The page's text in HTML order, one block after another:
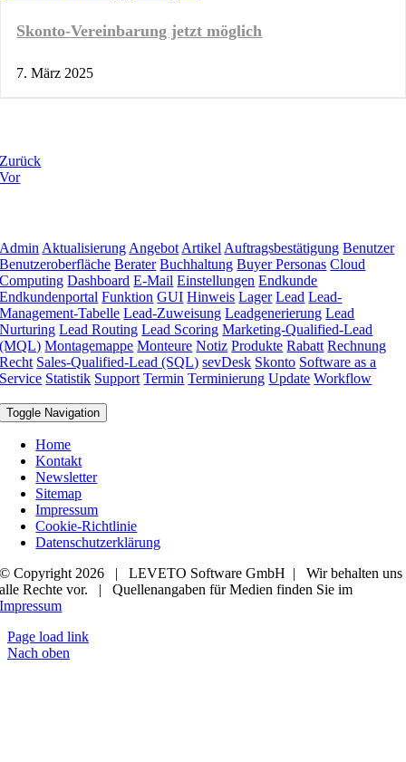
Skonto-Vereinbarung jetzt möglich
7. März 2025
Zurück
Vor
AdminAktualisierungAngebotArtikelAuftragsbestätigung Benutzer
Benutzeroberfläche Berater Buchhaltung Buyer Personas Cloud
Computing Dashboard E-Mail Einstellungen Endkunde
Endkundenportal Funktion GUI Hinweis Lager Lead Lead-
Management-Tabelle Lead-Zuweisung Leadgenerierung Lead
Nurturing Lead Routing Lead Scoring Marketing-Qualified-Lead
(MQL) Montagemappe Monteure Notiz Produkte Rabatt Rechnung
Recht Sales-Qualified-Lead (SQL) sevDesk Skonto Software as a
Service Statistik Support Termin Terminierung Update Workflow
Toggle Navigation
Home
Kontakt
Newsletter
Sitemap
Impressum
Cookie-Richtlinie
Datenschutzerklärung
© Copyright 2026 | LEVETO Software GmbH | Wir behalten uns
alle Rechte vor. | Quellenangaben für Medien finden Sie im
Impressum
Page load link
Nach oben